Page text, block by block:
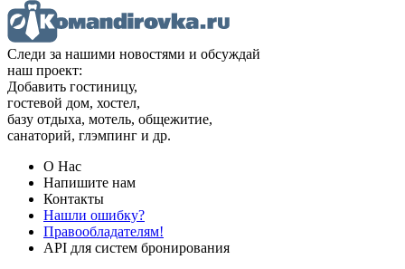
Следи за нашими новостями и обсуждай
наш проект:
Добавить гостиницу,
гостевой дом, хостел,
базу отдыха, мотель, общежитие,
санаторий, глэмпинг и др.
О Нас
Напишите нам
Контакты
Нашли ошибку?
Правообладателям!
API для систем бронирования